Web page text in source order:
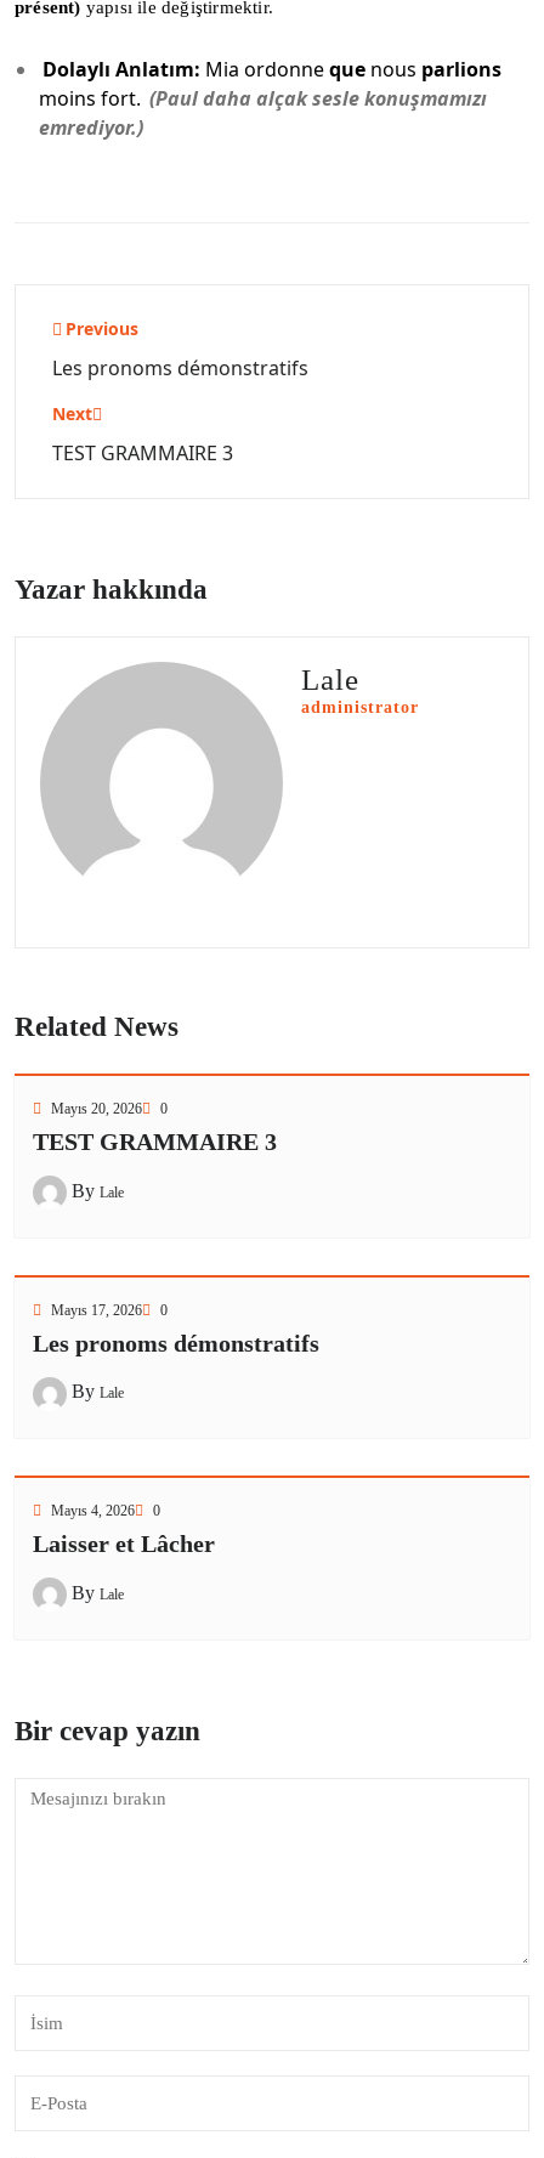
présent) yapısı ile değiştirmektir.
Dolaylı Anlatım: Mia ordonneque nous parlions
moins fort. (Paul daha alçak sesle konuşmamızı
emrediyor.)
Yazı
gezinmesi
Previous
Les pronoms démonstratifs
Next
TEST GRAMMAIRE 3
Yazar hakkında
Lale
administrator
Related News
Mayıs 20, 2026 0
TEST GRAMMAIRE 3
By Lale
Mayıs 17, 2026 0
Les pronoms démonstratifs
By Lale
Mayıs 4, 2026 0
Laisser et Lâcher
By Lale
Bir cevap yazın